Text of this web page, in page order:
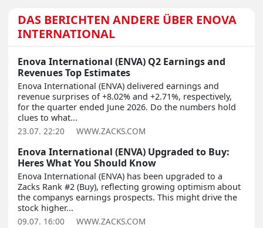
DAS BERICHTEN ANDERE ÜBER ENOVA
INTERNATIONAL
Enova International (ENVA) Q2 Earnings and
Revenues Top Estimates
Enova International (ENVA) delivered earnings and
revenue surprises of +8.02% and +2.71%, respectively,
for the quarter ended June 2026. Do the numbers hold
clues to what...
23.07. 22:20
WWW.ZACKS.COM
Enova International (ENVA) Upgraded to Buy:
Heres What You Should Know
Enova International (ENVA) has been upgraded to a
Zacks Rank #2 (Buy), reflecting growing optimism about
the companys earnings prospects. This might drive the
stock higher...
09.07. 16:00
WWW.ZACKS.COM